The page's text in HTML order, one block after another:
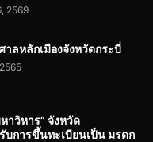
2569
าลหลักเมืองจังหวัดกระบี่
าวิหาร” จังหวัด
บการขึ้นทะเบียนเป็น มรดก